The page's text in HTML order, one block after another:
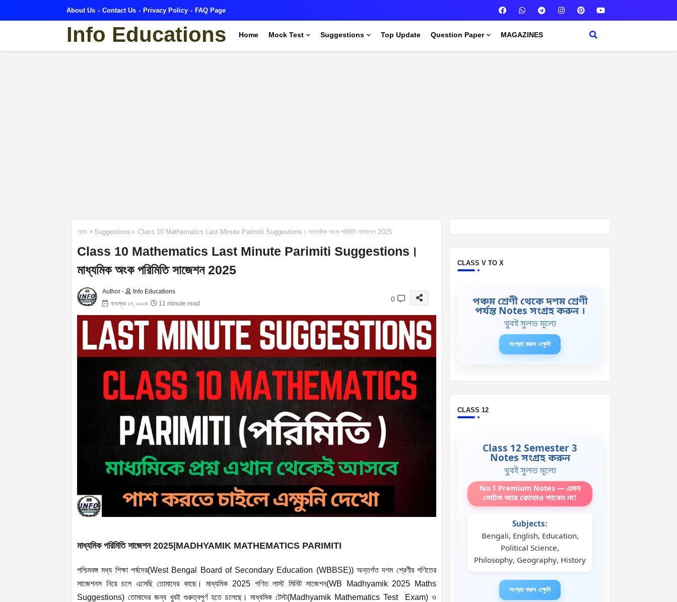
About Us Contact Us Privacy Policy FAQ Page
Info Educations Home Mock Test Suggestions Top Update Question Paper MAGAZINES
হোম Suggestions Class 10 Mathematics Last Minute Parimiti Suggestions। মাধ্যমিক অংক পরিমিতি সাজেশন 2025
Class 10 Mathematics Last Minute Parimiti Suggestions।
মাধ্যমিক অংক পরিমিতি সাজেশন 2025
Author -
Info Educations
নভেম্বর ১৭, ২০২৪
11 minute read
0
মাধ্যমিক পরিমিতি সাজেশন 2025|MADHYAMIK MATHEMATICS PARIMITI
পশ্চিমবঙ্গ মধ্য শিক্ষা পর্ষদের(West Bengal Board of Secondary Education (WBBSE)) অন্তর্গত দশম শ্রেণীর গণিতের
সাজেশনস নিয়ে চলে এসেছি তোমাদের কাছে। মাধ্যমিক 2025 গণিত লাস্ট মিনিট সাজেশন(WB Madhyamik 2025 Maths
Suggestions) তোমাদের জন্য খুবই গুরুত্বপূর্ণ হতে চলেছে। মাধ্যমিক টেস্ট(Madhyamik Mathematics Test Exam) ও
CLASS V TO X
পঞ্চম শ্রেণী থেকে দশম শ্রেণী
পর্যন্ত Notes সংগ্রহ করুন ।
খুবই সুলভ মূল্যে
সংগ্রহ করুন এক্ষুনি
CLASS 12
Class 12 Semester 3
Notes সংগ্রহ করুন
খুবই সুলভ মূল্যে
No.1 Premium Notes — এমন
নোটস আর কোথাও পাবেন না!
Subjects:
Bengali, English, Education,
Political Science,
Philosophy, Geography, History
সংগ্রহ করুন এক্ষুনি